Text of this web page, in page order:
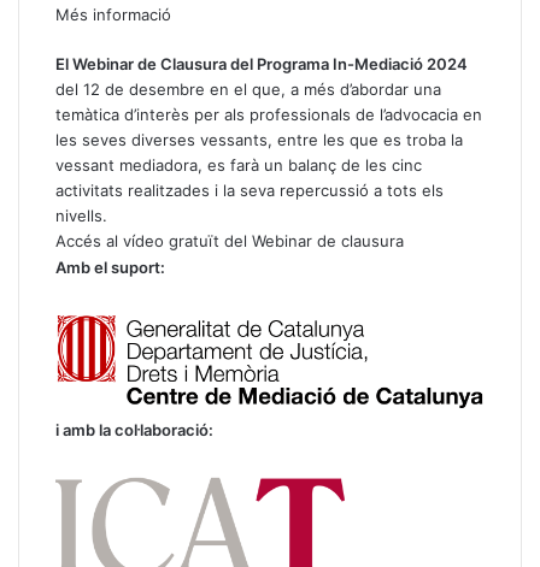
Més informació
El Webinar de Clausura del Programa In-Mediació 2024
del 12 de desembre en el que, a més d’abordar una
temàtica d’interès per als professionals de l’advocacia en
les seves diverses vessants, entre les que es troba la
vessant mediadora, es farà un balanç de les cinc
activitats realitzades i la seva repercussió a tots els
nivells.
Accés al vídeo gratuït del Webinar de clausura
Amb el suport:
i amb la col·laboració: